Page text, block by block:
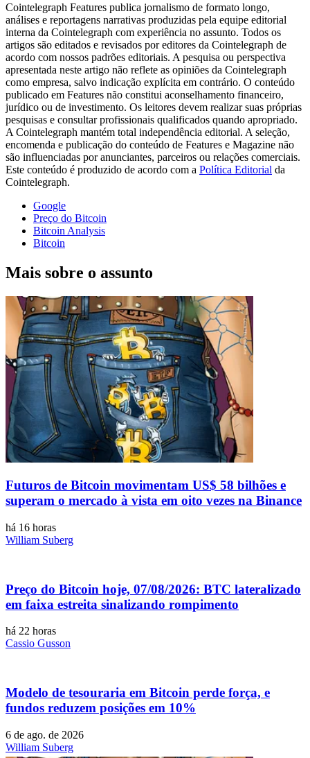
Cointelegraph Features publica jornalismo de formato longo,
análises e reportagens narrativas produzidas pela equipe editorial
interna da Cointelegraph com experiência no assunto. Todos os
artigos são editados e revisados por editores da Cointelegraph de
acordo com nossos padrões editoriais. A pesquisa ou perspectiva
apresentada neste artigo não reflete as opiniões da Cointelegraph
como empresa, salvo indicação explícita em contrário. O conteúdo
publicado em Features não constitui aconselhamento financeiro,
jurídico ou de investimento. Os leitores devem realizar suas próprias
pesquisas e consultar profissionais qualificados quando apropriado.
A Cointelegraph mantém total independência editorial. A seleção,
encomenda e publicação do conteúdo de Features e Magazine não
são influenciadas por anunciantes, parceiros ou relações comerciais.
Este conteúdo é produzido de acordo com a Política Editorial da
Cointelegraph.
Google
Preço do Bitcoin
Bitcoin Analysis
Bitcoin
Mais sobre o assunto
Futuros de Bitcoin movimentam US$ 58 bilhões e
superam o mercado à vista em oito vezes na Binance
há 16 horas
William Suberg
Preço do Bitcoin hoje, 07/08/2026: BTC lateralizado
em faixa estreita sinalizando rompimento
há 22 horas
Cassio Gusson
Modelo de tesouraria em Bitcoin perde força, e
fundos reduzem posições em 10%
6 de ago. de 2026
William Suberg